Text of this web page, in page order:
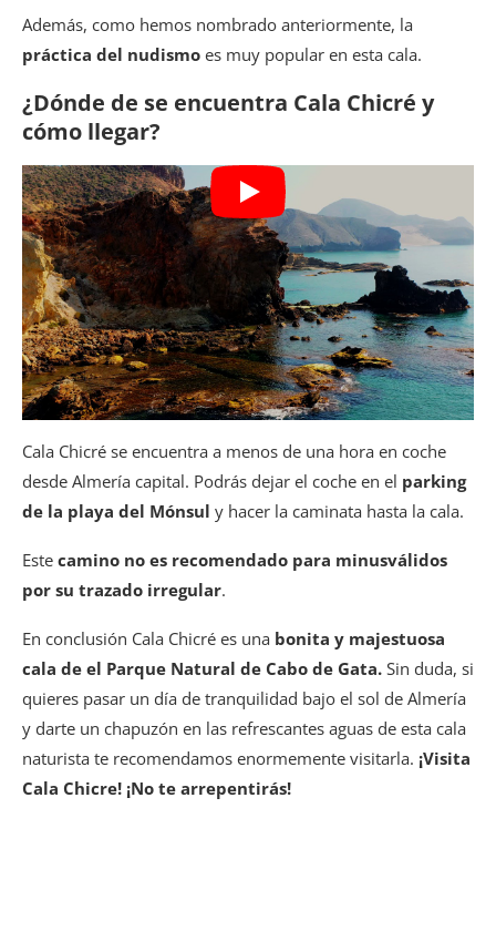
Además, como hemos nombrado anteriormente, la
práctica del nudismo es muy popular en esta cala.
¿Dónde de se encuentra Cala Chicré y
cómo llegar?
Cala Chicré se encuentra a menos de una hora en coche
desde Almería capital. Podrás dejar el coche en el parking
de la playa del Mónsul y hacer la caminata hasta la cala.
Este camino no es recomendado para minusválidos
por su trazado irregular.
En conclusión Cala Chicré es una bonita y majestuosa
cala de el Parque Natural de Cabo de Gata. Sin duda, si
quieres pasar un día de tranquilidad bajo el sol de Almería
y darte un chapuzón en las refrescantes aguas de esta cala
naturista te recomendamos enormemente visitarla. ¡Visita
Cala Chicre! ¡No te arrepentirás!